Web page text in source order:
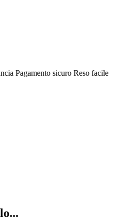
Pagamento sicuro Reso facile